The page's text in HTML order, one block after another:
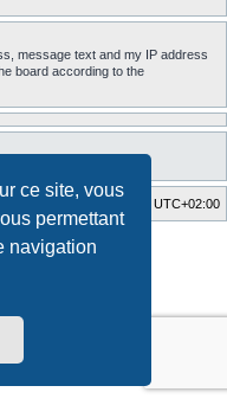
ce site, vous
permettant
navigation
message text and my IP address
board according to the
Fuseau horaire sur UTC+02:00
, Turaiel,
© phpBB Limited